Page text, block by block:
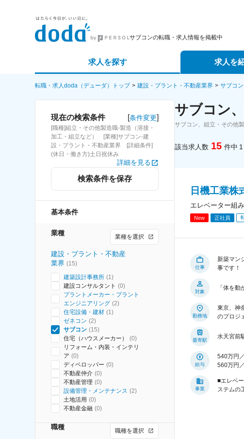
サブコンの転職・求人情報を掲載中
求人を探す
詳細条件から探す
求人特集から探す
求人を
エージェントサ
スカウトサービス
転職・求人doda（デューダ）トップ 建設・プラント・不動産業界 サブコン
現在の検索条件 [条件変更]
[職種]組立・その他製造職-製造（溶接・
加工・組立など） [業種]サブコン-建
設・プラント・不動産業界 [詳細条件]
(休日・働き方)土日祝休み
詳細を見る
検索条件を保存
基本条件
業種 業種を選択
建設・プラント・不動産
業界 (15)
建築設計事務所 (1)
建設コンサルタント (0)
プラントメーカー・プラント
エンジニアリング (2)
住宅設備・建材 (1)
ゼネコン (2)
サブコン (15)
住宅（ハウスメーカー）
(0)
リフォーム・内装・インテリ
ア (0)
ディベロッパー (0)
不動産仲介 (0)
不動産管理 (0)
設備管理・メンテナンス (2)
土地活用 (0)
不動産金融 (0)
職種
職種を選択
サブコン
サブコン、組立・その他
該当求人数 15 件中
日機工業株
エレベーター組
New 正社員
仕事
新築マン
事です！
対象
「体を
勤務地
東京、神
のプロジ
最寄駅
水天宮前
給与
540万円
560万円
事業
■エレベ
ステムの